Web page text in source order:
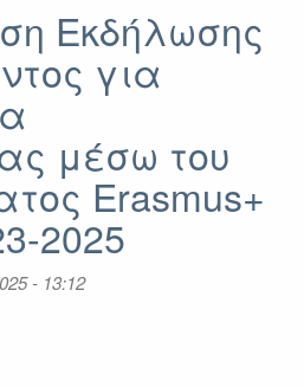
Erasmus+
International
ΔΙΔΑΣΚΑΛΙΑ
και
εαρινό
Εκδήλωσης
για
μέσω του
Erasmus+
2025
- 13:12